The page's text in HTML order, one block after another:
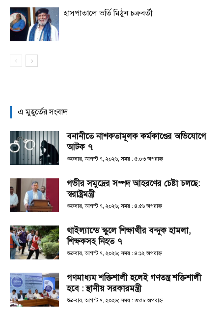
হাসপাতালে ভর্তি মিঠুন চক্রবর্তী
এ মুহূর্তের সংবাদ
বনানীতে নাশকতামূলক কর্মকাণ্ডের অভিযোগে
আটক ৭
শুক্রবার, আগস্ট ৭, ২০২৬; সময় : ৫:০৩ অপরাহ্ণ
গভীর সমুদ্রের সম্পদ আহরণের চেষ্টা চলছে:
স্বরাষ্ট্রমন্ত্রী
শুক্রবার, আগস্ট ৭, ২০২৬; সময় : ৪:৫৬ অপরাহ্ণ
থাইল্যান্ডে স্কুলে শিক্ষার্থীর বন্দুক হামলা,
শিক্ষকসহ নিহত ৭
শুক্রবার, আগস্ট ৭, ২০২৬; সময় : ৪:১২ অপরাহ্ণ
গণমাধ্যম শক্তিশালী হলেই গণতন্ত্র শক্তিশালী
হবে : স্থানীয় সরকারমন্ত্রী
শুক্রবার, আগস্ট ৭, ২০২৬; সময় : ৩:৫৮ অপরাহ্ণ